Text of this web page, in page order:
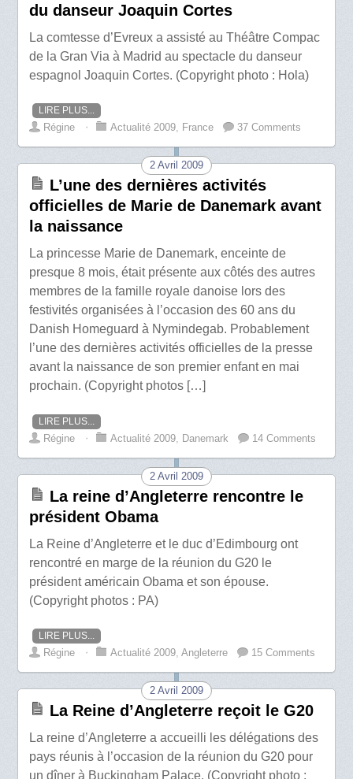
du danseur Joaquin Cortes
La comtesse d’Evreux a assisté au Théâtre Compac
de la Gran Via à Madrid au spectacle du danseur
espagnol Joaquin Cortes. (Copyright photo : Hola)
LIRE PLUS...
Régine ⋅ Actualité 2009, France 37 Comments
2 Avril 2009
L’une des dernières activités
officielles de Marie de Danemark avant
la naissance
La princesse Marie de Danemark, enceinte de
presque 8 mois, était présente aux côtés des autres
membres de la famille royale danoise lors des
festivités organisées à l’occasion des 60 ans du
Danish Homeguard à Nymindegab. Probablement
l’une des dernières activités officielles de la presse
avant la naissance de son premier enfant en mai
prochain. (Copyright photos […]
LIRE PLUS...
Régine ⋅ Actualité 2009 Danemark 14 Comments
2 Avril 2009
La reine d’Angleterre rencontre le
président Obama
La Reine d’Angleterre et le duc d’Edimbourg ont
rencontré en marge de la réunion du G20 le
président américain Obama et son épouse.
(Copyright photos : PA)
LIRE PLUS...
Régine ⋅ Actualité 2009 ,Angleterre 15 Comments
2 Avril 2009
La Reine d’Angleterre reçoit le G20
La reine d’Angleterre a accueilli les délégations des
pays réunis à l’occasion de la réunion du G20 pour
un dîner à Buckingham Palace. (Copyright photo :